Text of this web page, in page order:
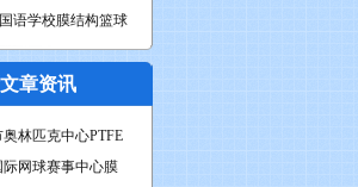
语学校膜结构篮球
章资讯
林匹克中心PTFE
网球赛事中心膜